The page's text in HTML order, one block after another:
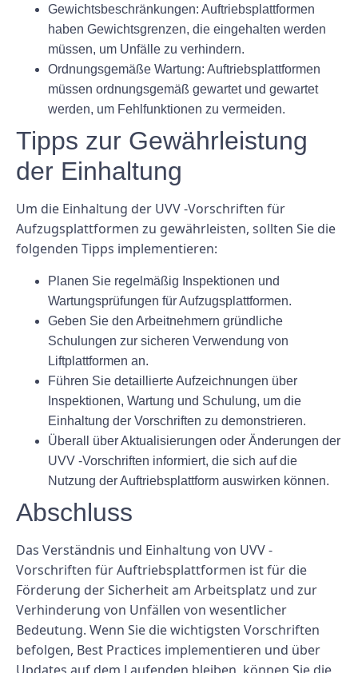
Gewichtsbeschränkungen: Auftriebsplattformen
haben Gewichtsgrenzen, die eingehalten werden
müssen, um Unfälle zu verhindern.
Ordnungsgemäße Wartung: Auftriebsplattformen
müssen ordnungsgemäß gewartet und gewartet
werden, um Fehlfunktionen zu vermeiden.
Tipps zur Gewährleistung
der Einhaltung
Um die Einhaltung der UVV -Vorschriften für
Aufzugsplattformen zu gewährleisten, sollten Sie die
folgenden Tipps implementieren:
Planen Sie regelmäßig Inspektionen und
Wartungsprüfungen für Aufzugsplattformen.
Geben Sie den Arbeitnehmern gründliche
Schulungen zur sicheren Verwendung von
Liftplattformen an.
Führen Sie detaillierte Aufzeichnungen über
Inspektionen, Wartung und Schulung, um die
Einhaltung der Vorschriften zu demonstrieren.
Überall über Aktualisierungen oder Änderungen der
UVV -Vorschriften informiert, die sich auf die
Nutzung der Auftriebsplattform auswirken können.
Abschluss
Das Verständnis und Einhaltung von UVV -
Vorschriften für Auftriebsplattformen ist für die
Förderung der Sicherheit am Arbeitsplatz und zur
Verhinderung von Unfällen von wesentlicher
Bedeutung. Wenn Sie die wichtigsten Vorschriften
befolgen, Best Practices implementieren und über